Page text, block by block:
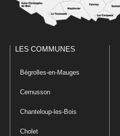
LES COMMUNES
Bégrolles-en-Mauges
Cernusson
Chanteloup-les-Bois
Cholet